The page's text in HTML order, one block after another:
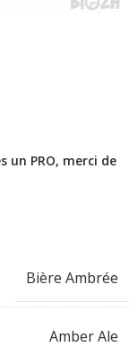
un PRO, merci de
Bière Ambrée
Amber Ale